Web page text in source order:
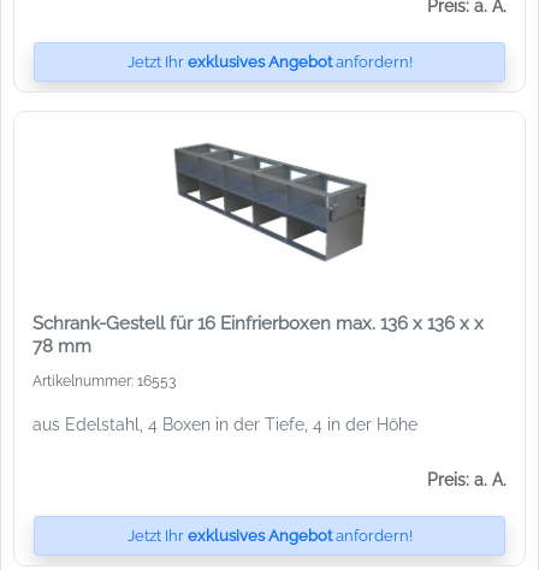
Preis: a. A.
Jetzt Ihr exklusives Angebotanfordern!
Schrank-Gestell für 16 Einfrierboxen max. 136 x 136 x x
78 mm
Artikelnummer: 16553
aus Edelstahl, 4 Boxen in der Tiefe, 4 in der Höhe
Preis: a. A.
Jetzt Ihr exklusives Angebotanfordern!